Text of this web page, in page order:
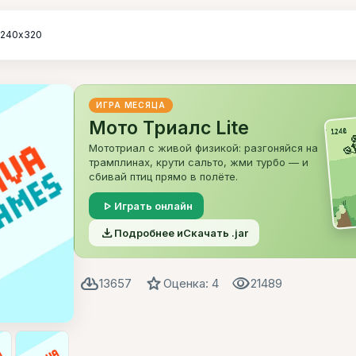
240х320
ИГРА МЕСЯЦА
Мото Триалс Lite
Мототриал с живой физикой: разгоняйся на
трамплинах, крути сальто, жми турбо — и
сбивай птиц прямо в полёте.
play_arrow Играть онлайн
file_downloadПодробнее иСкачать .jar
cloud_download13657 starОценка: 4 visibility21489